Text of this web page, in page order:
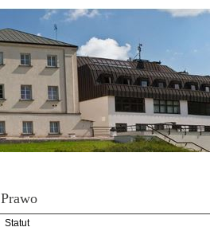
Prawo
Statut